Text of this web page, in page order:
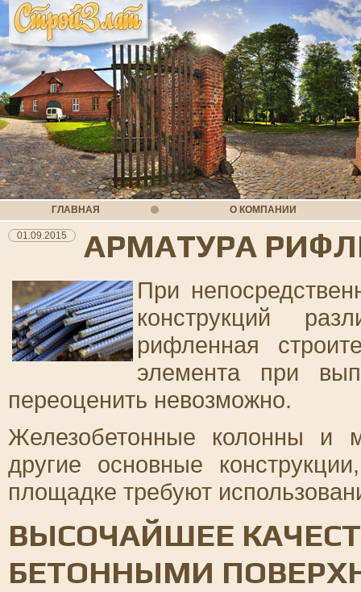
ГЛАВНАЯ О КОМПАНИИ
01.09.2015 АРМАТУРА
При
конструкций
рифленная
элемента при
переоценить невозможно.
Железобетонные колонны и
другие основные
площадке требуют
ВЫСОЧАЙШЕЕ
БЕТОННЫМИ